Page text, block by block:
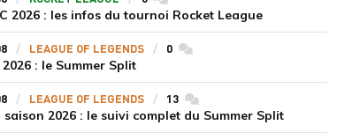
2026 : les infos du tournoi Rocket League
LEAGUE OF LEGENDS 0commentaires
2026 : le Summer Split
LEAGUE OF LEGENDS 13commentaires
saison 2026 : le suivi complet du Summer Split